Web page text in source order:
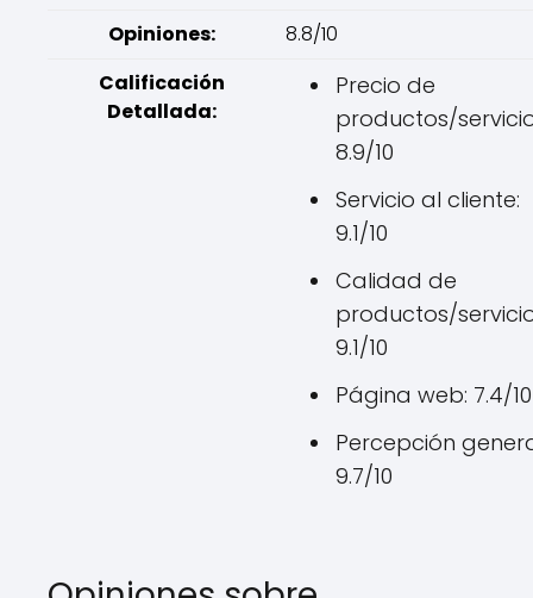
Opiniones:
8.8/10
Calificación
Detallada:
Precio de
productos/
8.9/10
Servicio al cliente:
9.1/10
Calidad de
productos/
9.1/10
Página web: 7.4/10
Percepción
9.7/10